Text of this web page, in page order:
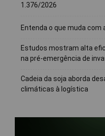
1.376/2026
Entenda o que muda com
Estudos mostram alta
na pré-emergência de
Cadeia da soja aborda
climáticas à logística